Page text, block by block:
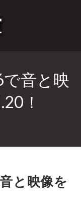
で音と映
！
と映像を